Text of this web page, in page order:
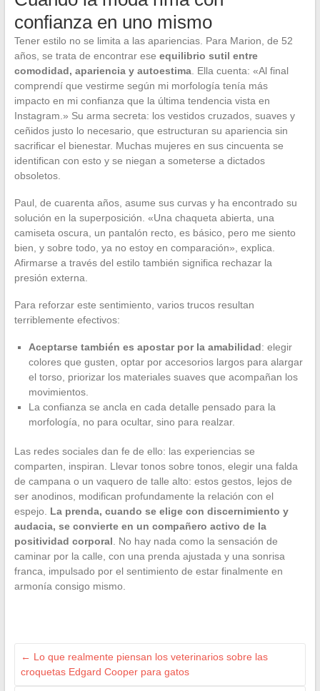
confianza en uno mismo
Tener estilo no se limita a las apariencias. Para Marion, de 52
años, se trata de encontrar ese equilibrio sutil entre
comodidad, apariencia y autoestima. Ella cuenta: «Al final
comprendí que vestirme según mi morfología tenía más
impacto en mi confianza que la última tendencia vista en
Instagram.» Su arma secreta: los vestidos cruzados, suaves y
ceñidos justo lo necesario, que estructuran su apariencia sin
sacrificar el bienestar. Muchas mujeres en sus cincuenta se
identifican con esto y se niegan a someterse a dictados
obsoletos.
Paul, de cuarenta años, asume sus curvas y ha encontrado su
solución en la superposición. «Una chaqueta abierta, una
camiseta oscura, un pantalón recto, es básico, pero me siento
bien, y sobre todo, ya no estoy en comparación», explica.
Afirmarse a través del estilo también significa rechazar la
presión externa.
Para reforzar este sentimiento, varios trucos resultan
terriblemente efectivos:
Aceptarse también es apostar por la amabilidad: elegir
colores que gusten, optar por accesorios largos para alargar
el torso, priorizar los materiales suaves que acompañan los
movimientos.
La confianza se ancla en cada detalle pensado para la
morfología, no para ocultar, sino para realzar.
Las redes sociales dan fe de ello: las experiencias se
comparten, inspiran. Llevar tonos sobre tonos, elegir una falda
de campana o un vaquero de talle alto: estos gestos, lejos de
ser anodinos, modifican profundamente la relación con el
espejo. La prenda, cuando se elige con discernimiento y
audacia, se convierte en un compañero activo de la
positividad corporal . No hay nada como la sensación de
caminar por la calle, con una prenda ajustada y una sonrisa
franca, impulsado por el sentimiento de estar finalmente en
armonía consigo mismo.
← Lo que realmente piensan los veterinarios sobre las
croquetas Edgard Cooper para gatos